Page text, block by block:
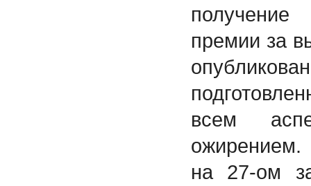
премии за
всем
на 27-ом